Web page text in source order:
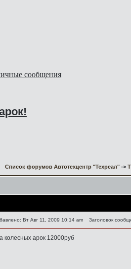
сообщения
Список форумов Автотехцентр "Техреал" ->
Вт Авг 11, 2009 10:14 am Заголовок
колесных арок 12000руб